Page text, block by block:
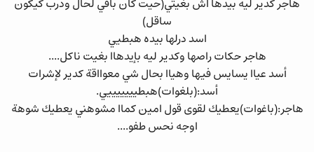
هاجر كدير ليه بيدها اش بغيتي(حيت كان باقي لحال ودرب كيكون
ساقل)
اسد درلها بيده هبطيي
هاجر حكات راصها وكدير ليه بإيدهاا بغيت ناكل....
أسد عياا يسايس فيها وهياا بحال شي معوااقة كدير لإشرات
أسد:(بلغوات)هبطيييييييي.
هاجر:(باغوات)يعطيك لقوى قول امين كماا مشوهني يعطيك شوهة
اوجه نحس طفو....